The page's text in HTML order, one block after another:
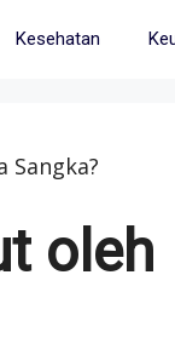
Kesehatan
Sangka?
oleh